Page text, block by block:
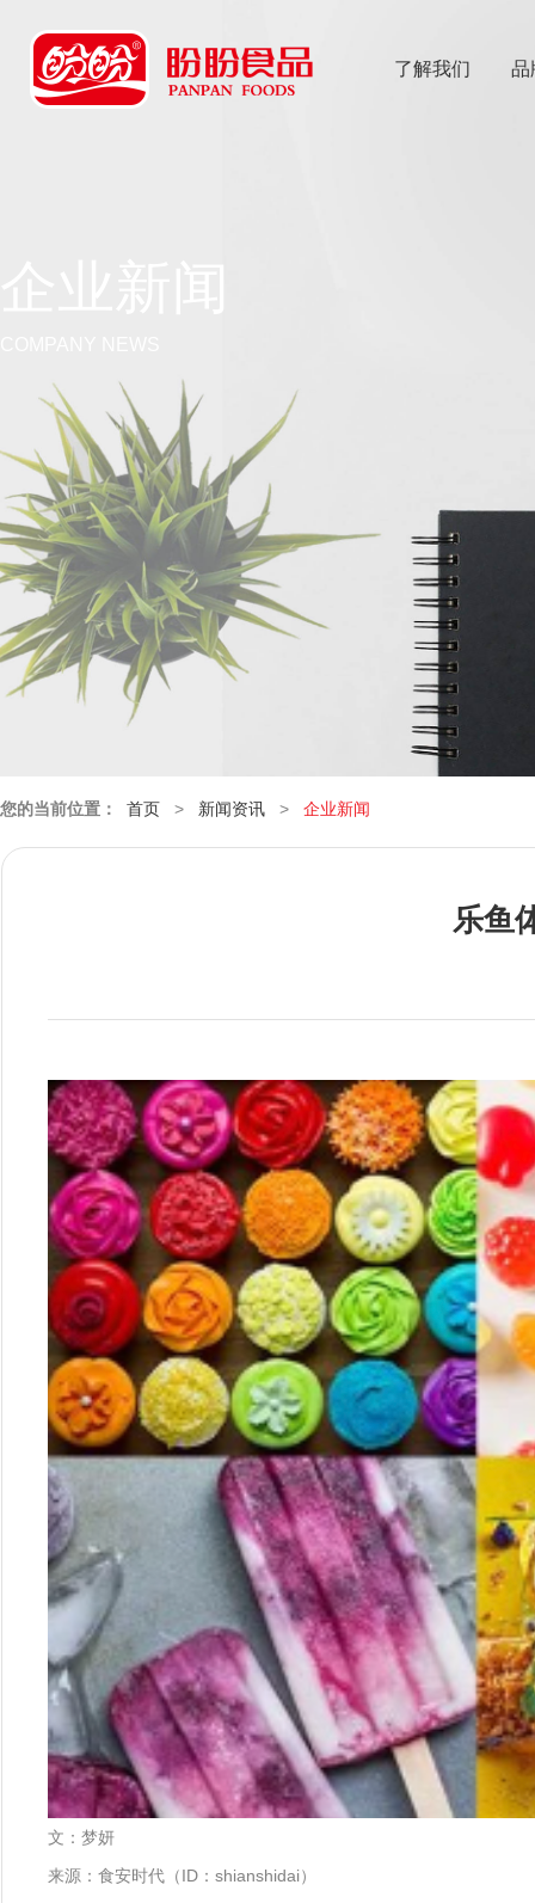
了解我们 品
您的当前位置： 首页 > 新闻资讯 > 企业新闻
乐鱼
文：梦妍
来源：食安时代（ID：shianshidai）